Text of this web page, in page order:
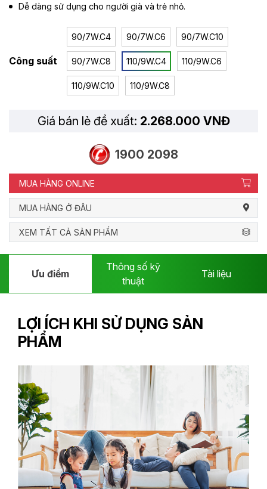
Dễ dàng sử dụng cho người già và trẻ nhỏ.
Công suất
90/7W.C4 90/7W.C6 90/7W.C10
90/7W.C8 110/9W.C4 110/9W.C6
110/9W.C10 110/9W.C8
Giá bán lẻ đề xuất: 2.268.000 VNĐ
1900 2098
MUA HÀNG ONLINE
MUA HÀNG Ở ĐÂU
XEM TẤT CẢ SẢN PHẨM
Ưu điểm
Thông số kỹ
thuật
Tài liệu
LỢI ÍCH KHI SỬ DỤNG SẢN
PHẨM